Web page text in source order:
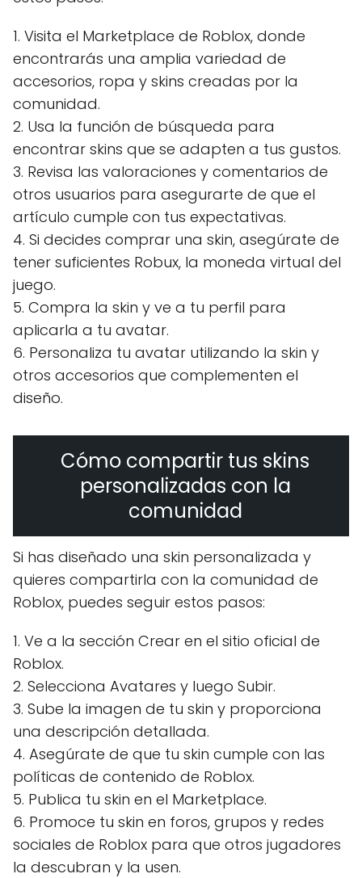
1. Visita el Marketplace de Roblox, donde
encontrarás una amplia variedad de
accesorios, ropa y skins creadas por la
comunidad.
2. Usa la función de búsqueda para
encontrar skins que se adapten a tus gustos.
3. Revisa las valoraciones y comentarios de
otros usuarios para asegurarte de que el
artículo cumple con tus expectativas.
4. Si decides comprar una skin, asegúrate de
tener suficientes Robux, la moneda virtual del
juego.
5. Compra la skin y ve a tu perfil para
aplicarla a tu avatar.
6. Personaliza tu avatar utilizando la skin y
otros accesorios que complementen el
diseño.
Cómo compartir tus skins
personalizadas con la
comunidad
Si has diseñado una skin personalizada y
quieres compartirla con la comunidad de
Roblox, puedes seguir estos pasos:
1. Ve a la sección Crear en el sitio oficial de
Roblox.
2. Selecciona Avatares y luego Subir.
3. Sube la imagen de tu skin y proporciona
una descripción detallada.
4. Asegúrate de que tu skin cumple con las
políticas de contenido de Roblox.
5. Publica tu skin en el Marketplace.
6. Promoce tu skin en foros, grupos y redes
sociales de Roblox para que otros jugadores
la descubran y la usen.